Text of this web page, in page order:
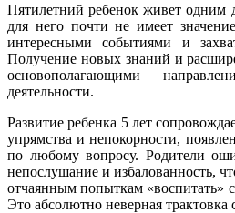
Пятилетний ребенок живет одним
для него почти не имеет
интересными событиями и
Получение новых знаний и
основополагающими
деятельности.
Развитие ребенка 5 лет
упрямства и непокорности,
по любому вопросу. Родители
непослушание и избалованность,
отчаянным попыткам «воспитать»
Это абсолютно неверная трактовка